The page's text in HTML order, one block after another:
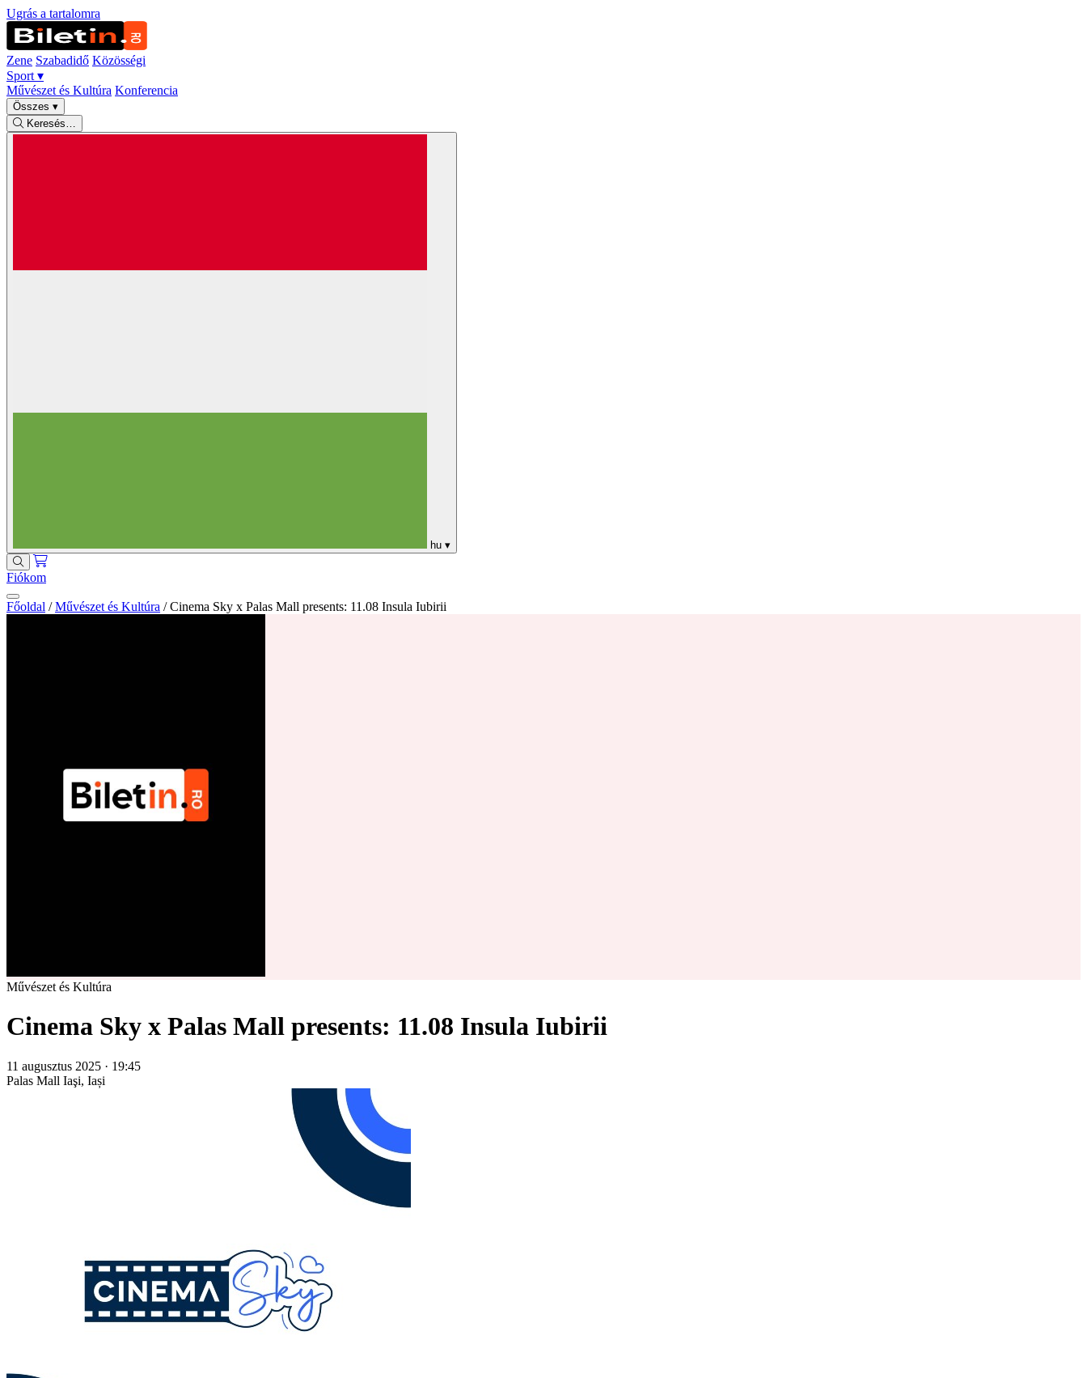
Ugrás a tartalomra
Zene Szabadidő Közösségi
Sport ▾
Művészet és Kultúra Konferencia
Összes ▾
Keresés…
hu ▾
Fiókom
Főoldal / Művészet és Kultúra / Cinema Sky x Palas Mall presents: 11.08 Insula Iubirii
Művészet és Kultúra
Cinema Sky x Palas Mall presents: 11.08 Insula Iubirii
11 augusztus 2025 · 19:45
Palas Mall Iaşi, Iași